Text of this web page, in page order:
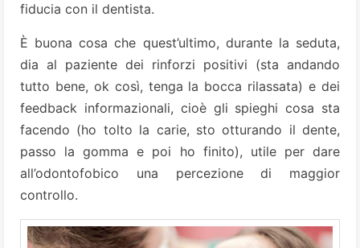
fiducia con il dentista.
È buona cosa che quest’ultimo, durante la seduta,
dia al paziente dei rinforzi positivi (sta andando
tutto bene, ok così, tenga la bocca rilassata) e dei
feedback informazionali, cioè gli spieghi cosa sta
facendo (ho tolto la carie, sto otturando il dente,
passo la gomma e poi ho finito), utile per dare
all’odontofobico una percezione di maggior
controllo.